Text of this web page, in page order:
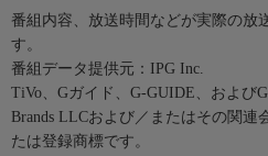
番組内容、放送時間などが実際の放
す。
番組データ提供元：IPG Inc.
TiVo、Gガイド、G-GUIDE、および
Brands LLCおよび／またはその関連
たは登録商標です。